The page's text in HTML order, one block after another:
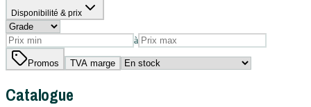
Disponibilité & prix
à
Promos TVA marge
Catalogue